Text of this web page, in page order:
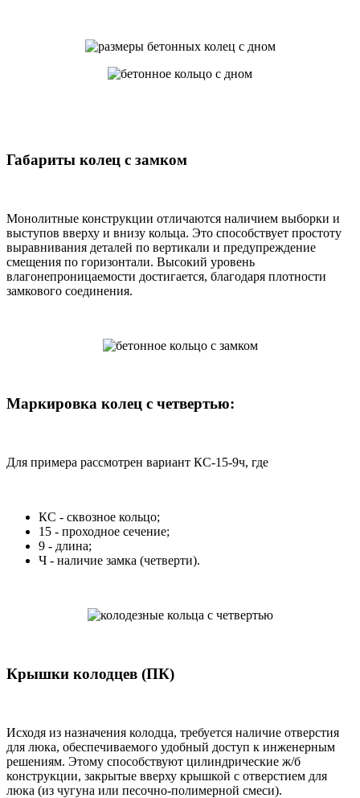
Габариты колец с замком
Монолитные конструкции отличаются наличием выборки и
выступов вверху и внизу кольца. Это способствует простоту
выравнивания деталей по вертикали и предупреждение
смещения по горизонтали. Высокий уровень
влагонепроницаемости достигается, благодаря плотности
замкового соединения.
Маркировка колец с четвертью:
Для примера рассмотрен вариант КС-15-9ч, где
КС - сквозное кольцо;
15 - проходное сечение;
9 - длина;
Ч - наличие замка (четверти).
Крышки колодцев (ПК)
Исходя из назначения колодца, требуется наличие отверстия
для люка, обеспечиваемого удобный доступ к инженерным
решениям. Этому способствуют цилиндрические ж/б
конструкции, закрытые вверху крышкой с отверстием для
люка (из чугуна или песочно-полимерной смеси).